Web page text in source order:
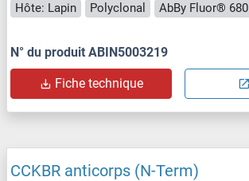
Hôte: Lapin
Polyclonal AbBy Fluor® 680
N° du produit ABIN5003219
Fiche technique
CCKBR anticorps (N-Term)